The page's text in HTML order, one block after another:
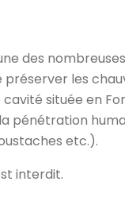
des
les
située en
etc.).
interdit.